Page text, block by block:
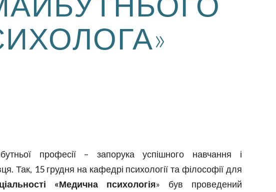
професії – запорука успішного навчання і
Так, 15 грудня на кафедрі психології та філософії для
«Медична психологія» був проведений